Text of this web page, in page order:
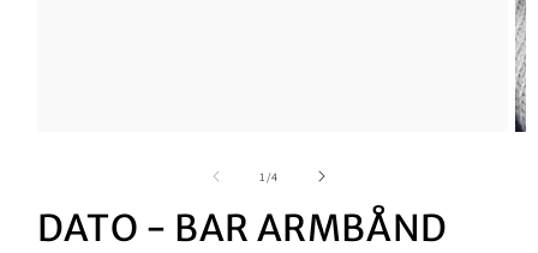
1/af
4
DATO - BAR ARMBÅND